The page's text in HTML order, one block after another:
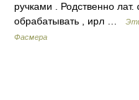
ручками . Родственно
обрабатывать , ирл …
Фасмера